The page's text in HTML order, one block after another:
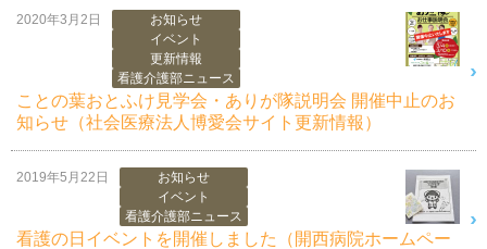
2020年3月2日
お知らせ
イベント
更新情報
看護介護部ニュース
ことの葉おとふけ見学会・ありが隊説明会 開催中止のお
知らせ（社会医療法人博愛会サイト更新情報）
2019年5月22日
お知らせ
イベント
看護介護部ニュース
看護の日イベントを開催しました（開西病院ホームペー